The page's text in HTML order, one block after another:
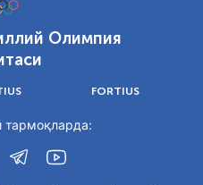
Олимпия
FORTIUS
тармоқларда: